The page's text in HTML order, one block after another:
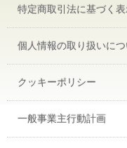
特定商取引法に基づく
個人情報の取り扱いにつ
クッキーポリシー
一般事業主行動計画